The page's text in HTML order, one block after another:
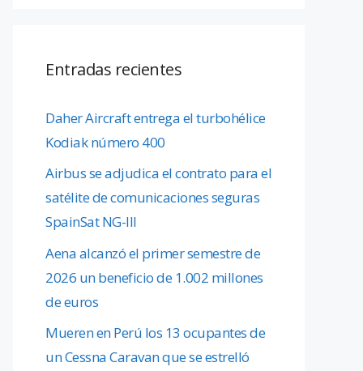
Entradas recientes
Daher Aircraft entrega el turbohélice
Kodiak número 400
Airbus se adjudica el contrato para el
satélite de comunicaciones seguras
SpainSat NG-III
Aena alcanzó el primer semestre de
2026 un beneficio de 1.002 millones
de euros
Mueren en Perú los 13 ocupantes de
un Cessna Caravan que se estrelló